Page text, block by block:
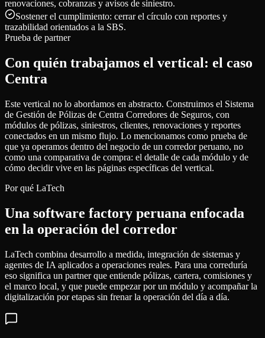
renovaciones, cobranzas y avisos de siniestro.
Sostener el cumplimiento: cerrar el círculo con reportes y
trazabilidad orientados a la SBS.
Prueba de partner
Con quién trabajamos el vertical: el caso
Centra
Este vertical no lo abordamos en abstracto. Construimos el Sistema
de Gestión de Pólizas de Centra Corredores de Seguros, con
módulos de pólizas, siniestros, clientes, renovaciones y reportes
conectados en un mismo flujo. Lo mencionamos como prueba de
que ya operamos dentro del negocio de un corredor peruano, no
como una comparativa de compra: el detalle de cada módulo y de
cómo decidir vive en las páginas específicas del vertical.
Por qué LaTech
Una software factory peruana enfocada
en la operación del corredor
LaTech combina desarrollo a medida, integración de sistemas y
agentes de IA aplicados a operaciones reales. Para una correduría
eso significa un partner que entiende pólizas, cartera, comisiones y
el marco local, y que puede empezar por un módulo y acompañar la
digitalización por etapas sin frenar la operación del día a día.